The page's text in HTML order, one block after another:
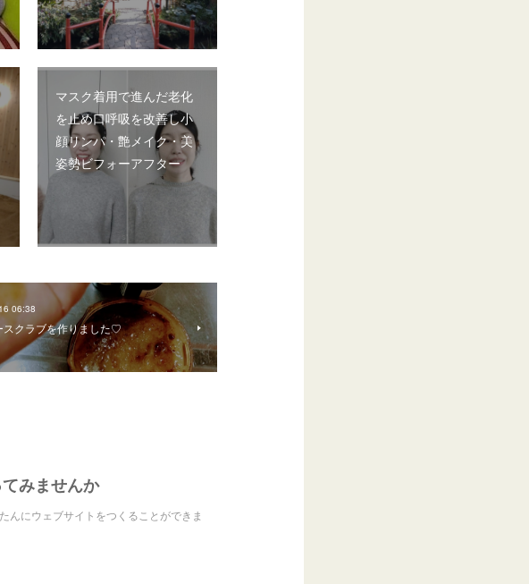
マスク着用で進んだ老化
を止め口呼吸を改善し小
顔リンパ・艶メイク・美
姿勢ビフォーアフター
06:38
スクラブを作りました♡
みませんか
んにウェブサイトをつくることができま